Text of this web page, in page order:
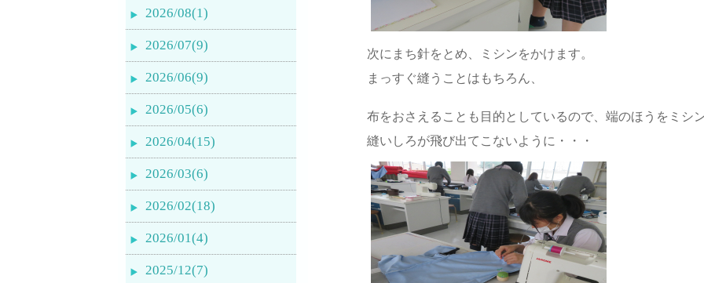
次にまち針をとめ、ミシンをかけます。
まっすぐ縫うことはもちろん、
布をおさえることも目的としているので、端のほうをミシ
縫いしろが飛び出てこないように・・・
2026/08(1)
2026/07(9)
2026/06(9)
2026/05(6)
2026/04(15)
2026/03(6)
2026/02(18)
2026/01(4)
2025/12(7)